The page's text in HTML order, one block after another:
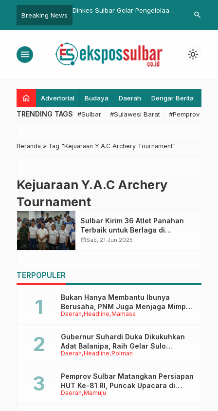
Breaking News
Dilantik 26 September
Dinkes Sulbar Gelar Pengelolaan
Wujudkan Data Akurat untuk
Ketua TP-
2025-2030,
Program
search
menu light_mode
home Advertorial Budaya Daerah Dengar Berita
TRENDING TAGS #Sulbar #Sulawesi Barat #Pemprov
Beranda » Tag "Kejuaraan Y.A.C Archery Tournament"
Kejuaraan Y.A.C Archery
Tournament
Sulbar Kirim 36 Atlet Panahan
Terbaik untuk Berlaga di
Kejuaraan Y.A.C Archery
calendar_monthSab, 21 Jun 2025
TERPOPULER
Daerah Headline Mamasa
Bukan Hanya Membantu Ibunya
Berusaha, PNM Juga Menjaga Mimpi
Anaknya Untuk Menggapai Cita-Cita
Daerah Headline Polman
Gubernur Suhardi Duka Dikukuhkan
Adat Balanipa, Raih Gelar Sulo
Tappidena
Daerah Mamuju
Pemprov Sulbar Matangkan Persiapan
HUT Ke-81 RI, Puncak Upacara di
Lapangan Ahmad Kirang